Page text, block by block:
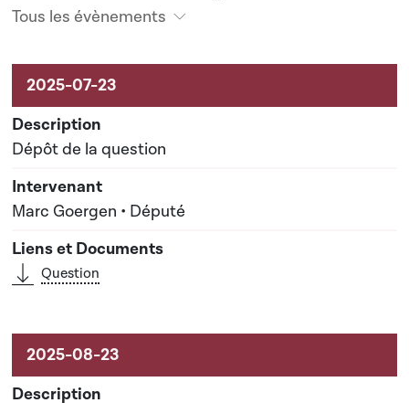
Tous les évènements
Activités liées au dossier
Dépôt de la question
Marc Goergen • Député
Question